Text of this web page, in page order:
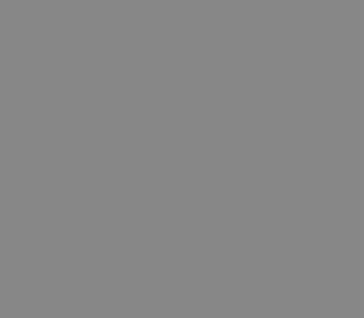
, sessie-
waarop het